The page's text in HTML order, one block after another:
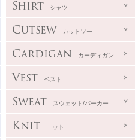
Shirt シャツ
Cutsew カットソー
Cardigan カーディガン
Vest ベスト
Sweat スウェット/パーカー
Knit ニット